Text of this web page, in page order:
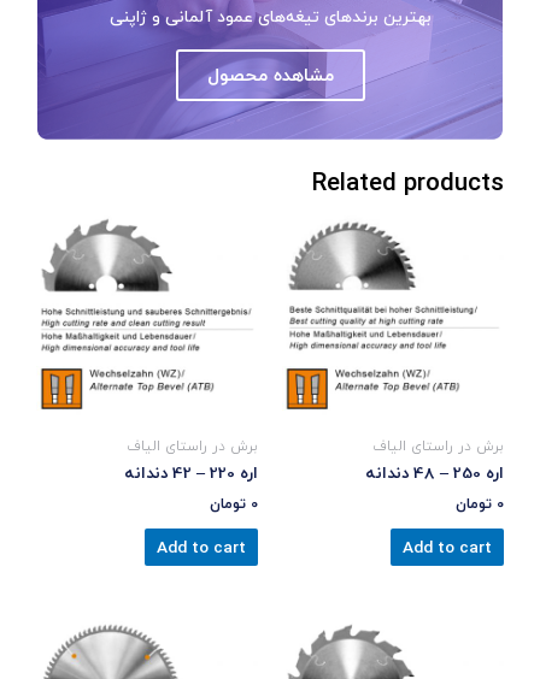
بهترین برندهای تیغه‌های عمود آلمانی و ژاپنی
مشاهده محصول
Related products
برش در راستای الیاف
اره 250 – 48 دندانه
0 تومان
Add to cart
برش در راستای الیاف
اره 220 – 42 دندانه
0 تومان
Add to cart